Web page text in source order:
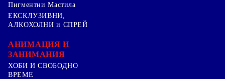
Пигментни Мастила
ЕКСКЛУЗИВНИ,
АЛКОХОЛНИ и СПРЕЙ
АНИМАЦИЯ И
ЗАНИМАНИЯ
ХОБИ И СВОБОДНО
ВРЕМЕ